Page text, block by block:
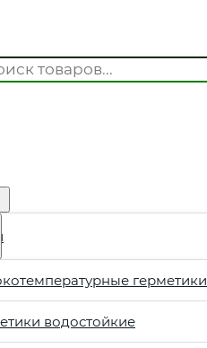
герметики
водостойкие